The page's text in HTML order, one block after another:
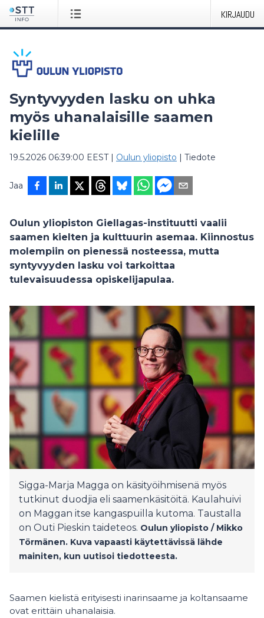
KIRJAUDU
Syntyvyyden lasku on uhka
myös uhanalaisille saamen
kielille
19.5.2026 06:39:00 EEST| Oulun yliopisto | Tiedote
Jaa
Oulun yliopiston Giellagas-instituutti vaalii
saamen kielten ja kulttuurin asemaa. Kiinnostus
molempiin on pienessä nosteessa, mutta
syntyvyyden lasku voi tarkoittaa
tulevaisuudessa opiskelijapulaa.
Sigga-Marja Magga on käsityöihmisenä myös
tutkinut duodjia eli saamenkäsitöitä. Kaulahuivi
on Maggan itse kangaspuilla kutoma. Taustalla
on Outi Pieskin taideteos. Oulun yliopisto / Mikko
Törmänen. Kuva vapaasti käytettävissä lähde
mainiten, kun uutisoi tiedotteesta.
Saamen kielistä erityisesti inarinsaame ja koltansaame
ovat erittäin uhanalaisia.